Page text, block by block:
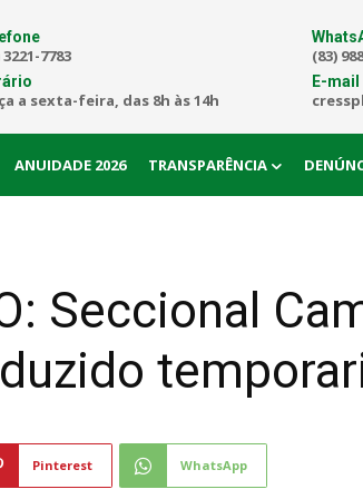
3221-7783
a sexta-feira, das 8h às 14h
(83)
E-mail
ANUIDADE 2026 TRANSPARÊNCIA
Seccional
Pinterest WhatsApp